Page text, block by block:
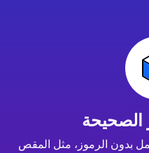
الصحيحة
بدون الرموز، مثل المقص